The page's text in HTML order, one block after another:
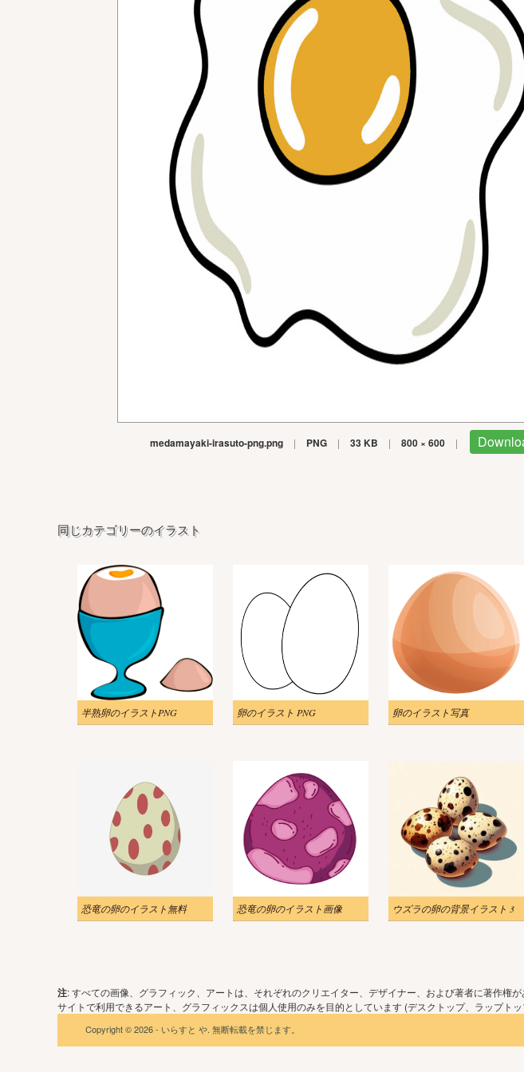
medamayaki-irasuto-png.png | PNG | 33 KB | 800 × 600 |
同じカテゴリーのイラスト
半熟卵のイラストPNG 卵のイラスト PNG 卵のイラスト写真
恐竜の卵のイラスト無料 恐竜の卵のイラスト画像 ウズラの卵の背景イラスト 3
注: すべての画像、グラフィック、アートは、それぞれのクリエイター、デザイナー、および著者に著作
サイトで利用できるアート、グラフィックスは個人使用のみを目的としています (デスクトップ、ラップト
Copyright © 2026 - いらすと や. 無断転載を禁じます。